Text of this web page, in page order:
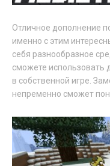
Отличное дополнение
именно с этим
себя разнообразное
сможете
в собственной игре.
непременно сможет